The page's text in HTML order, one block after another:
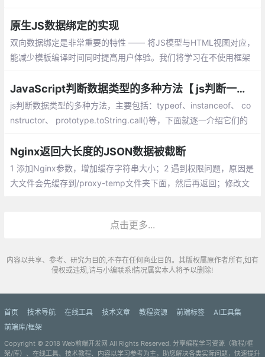
原生JS数据绑定的实现
双向数据绑定是非常重要的特性 —— 将JS模型与HTML视图对应，
能减少模板编译时间同时提高用户体验。我们将学习在不使用框架
JavaScript判断数据类型的多种方法【 js判断一个变量的类型】
js判断数据类型的多种方法，主要包括：typeof、instanceof、 co
nstructor、 prototype.toString.call()等，下面就逐一介绍它们的
Nginx返回大长度的JSON数据被截断
1 添加Nginx参数，增加缓存字符串大小；2 遇到权限问题，原因是
大文件会先缓存到/proxy-temp文件夹下面，然后再返回；修改文
点击更多...
内容以共享、参考、研究为目的,不存在任何商业目的。其版权属原作者所有,如有
侵权或违规,请与小编联系!情况属实本人将予以删除!
首页 技术导航 在线工具 技术文章 教程资源 前端标签
AI工具集
前端库/框架